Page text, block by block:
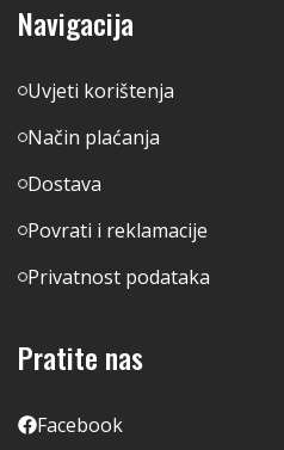
Navigacija
Uvjeti korištenja
Način plaćanja
Dostava
Povrati i reklamacije
Privatnost podataka
Pratite nas
Facebook